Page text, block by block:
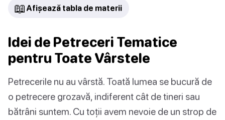
📖 Afișează tabla de materii
Idei de Petreceri Tematice
pentru Toate Vârstele
Petrecerile nu au vârstă. Toată lumea se bucură de
o petrecere grozavă, indiferent cât de tineri sau
bătrâni suntem. Cu toții avem nevoie de un strop de